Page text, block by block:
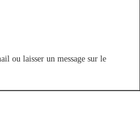
ou laisser un message sur le